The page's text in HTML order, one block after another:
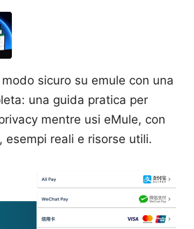
sicuro su emule con una
una guida pratica per
mentre usi eMule, con
esempi reali e risorse utili.